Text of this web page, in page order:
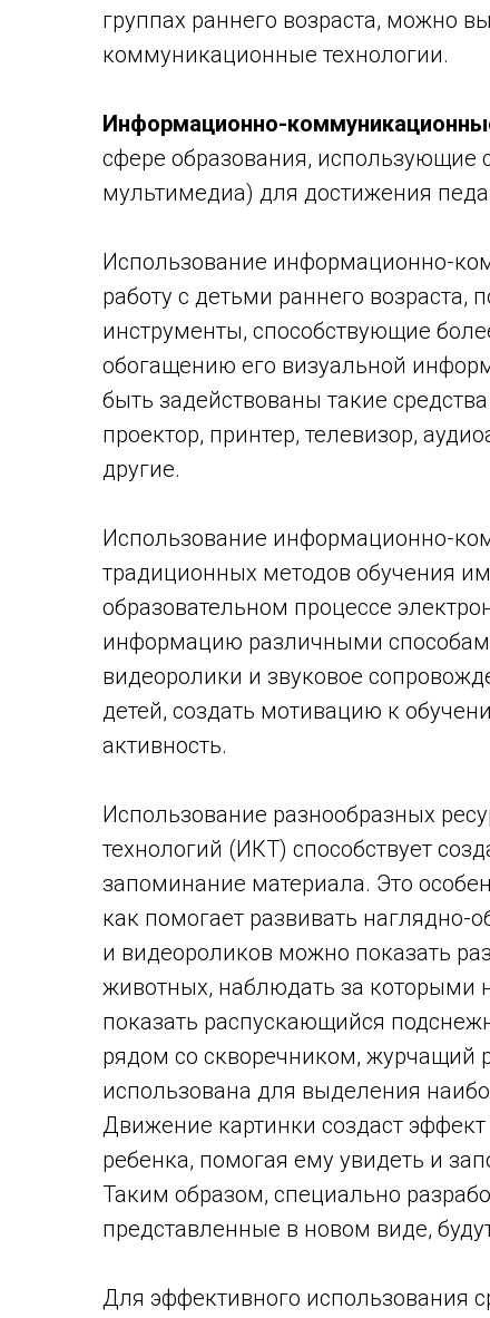
группах раннего возраста, можно
коммуникационные технологии.
Информационно-
сфере образования, использующие
мультимедиа) для достижения
Использование информационно-
работу с детьми раннего
инструменты, способствующие
обогащению его визуальной
быть задействованы такие
проектор, принтер, телевизор,
другие.
Использование информационно-
традиционных методов обучения
образовательном процессе
информацию различными
видеоролики и звуковое
детей, создать мотивацию к
активность.
Использование разнообразных
технологий (ИКТ) способствует
запоминание материала. Это
как помогает развивать
и видеороликов можно показать
животных, наблюдать за которыми
показать распускающийся
рядом со скворечником, журчащий
использована для выделения
Движение картинки создаст
ребенка, помогая ему увидеть и
Таким образом, специально
представленные в новом виде,
Для эффективного использования